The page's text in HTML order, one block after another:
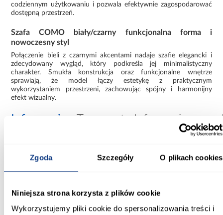
Zgoda Szczegóły O plikach cookies
Niniejsza strona korzysta z plików cookie
Wykorzystujemy pliki cookie do spersonalizowania treści i
codziennym użytkowaniu i pozwala efektywnie zagospodarować
dostępną przestrzeń.
Szafa COMO biały/czarny funkcjonalna forma i
nowoczesny styl
Połączenie bieli z czarnymi akcentami nadaje szafie elegancki i
zdecydowany wygląd, który podkreśla jej minimalistyczny
charakter. Smukła konstrukcja oraz funkcjonalne wnętrze
sprawiają, że model łączy estetykę z praktycznym
wykorzystaniem przestrzeni, zachowując spójny i harmonijny
efekt wizualny.
Informacje Transport Informacje o
120.00
40.00